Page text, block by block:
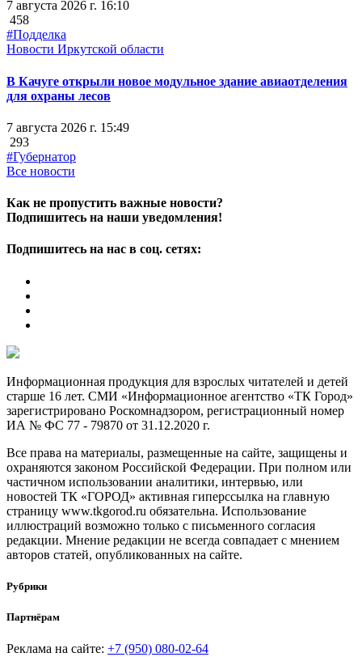
7 августа 2026 г. 16:10
458
#Подделка
Новости Иркутской области
В Качуге открыли новое модульное здание авиаотделения
для охраны лесов
7 августа 2026 г. 15:49
293
#Губернатор
Все новости
Как не пропустить важные новости?
Подпишитесь на наши уведомления!
Подпишитесь на нас в соц. сетях:
Информационная продукция для взрослых читателей и детей
старше 16 лет. СМИ «Информационное агентство «ТК Город»
зарегистрировано Роскомнадзором, регистрационный номер
ИА № ФС 77 - 79870 от 31.12.2020 г.
Все права на материалы, размещенные на сайте, защищены и
охраняются законом Российской Федерации. При полном или
частичном использовании аналитики, интервью, или
новостей ТК «ГОРОД» активная гиперссылка на главную
страницу www.tkgorod.ru обязательна. Использование
иллюстраций возможно только с письменного согласия
редакции. Мнение редакции не всегда совпадает с мнением
авторов статей, опубликованных на сайте.
Рубрики
Партнёрам
Реклама на сайте: +7 (950) 080-02-64